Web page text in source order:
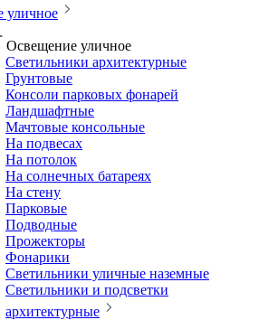
уличное
Освещение уличное
Светильники архитектурные
Грунтовые
Консоли парковых фонарей
Ландшафтные
Мачтовые консольные
На подвесах
На потолок
На солнечных батареях
На стену
Парковые
Подводные
Прожекторы
Фонарики
Светильники уличные наземные
Светильники и подсветки
архитектурные